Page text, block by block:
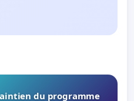
du programme